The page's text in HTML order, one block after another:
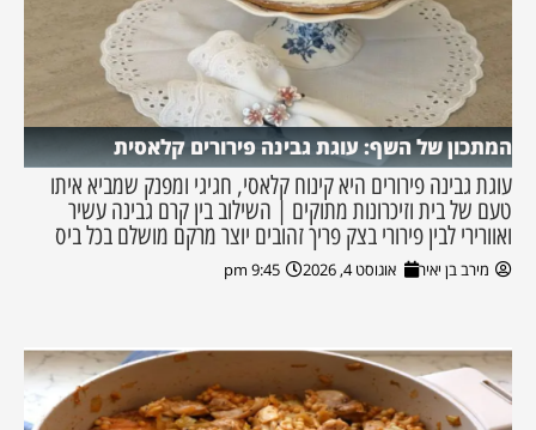
המתכון של השף: עוגת גבינה פירורים קלאסית
עוגת גבינה פירורים היא קינוח קלאסי, חגיגי ומפנק שמביא איתו
טעם של בית וזיכרונות מתוקים | השילוב בין קרם גבינה עשיר
ואוורירי לבין פירורי בצק פריך זהובים יוצר מרקם מושלם בכל ביס
מירב בן יאיר אוגוסט 4, 2026 9:45 pm